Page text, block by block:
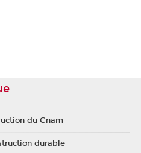
du Cnam
durable